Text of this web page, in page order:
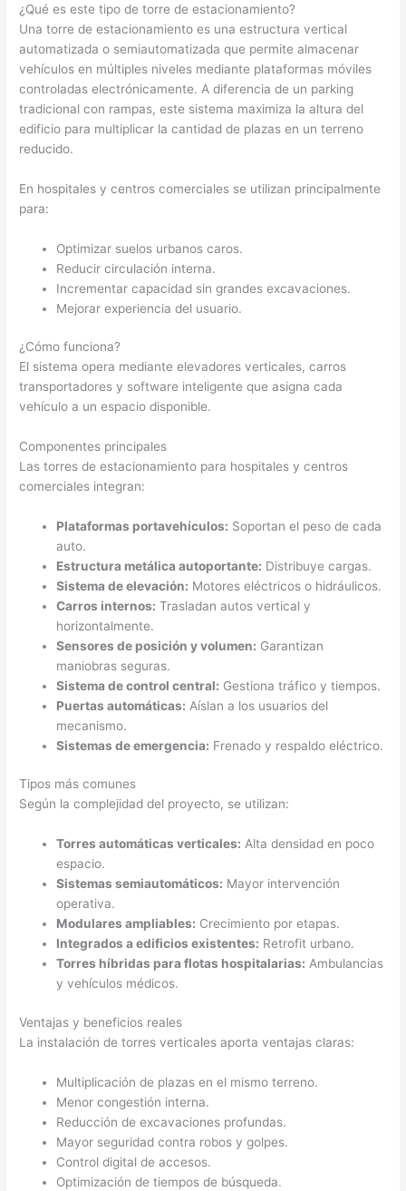
¿Qué es este tipo de torre de estacionamiento?
Una torre de estacionamiento es una estructura vertical
automatizada o semiautomatizada que permite almacenar
vehículos en múltiples niveles mediante plataformas móviles
controladas electrónicamente. A diferencia de un parking
tradicional con rampas, este sistema maximiza la altura del
edificio para multiplicar la cantidad de plazas en un terreno
reducido.
En hospitales y centros comerciales se utilizan principalmente
para:
Optimizar suelos urbanos caros.
Reducir circulación interna.
Incrementar capacidad sin grandes excavaciones.
Mejorar experiencia del usuario.
¿Cómo funciona?
El sistema opera mediante elevadores verticales, carros
transportadores y software inteligente que asigna cada
vehículo a un espacio disponible.
Componentes principales
Las torres de estacionamiento para hospitales y centros
comerciales integran:
Plataformas portavehículos: Soportan el peso de cada
auto.
Estructura metálica autoportante: Distribuye cargas.
Sistema de elevación: Motores eléctricos o hidráulicos.
Carros internos: Trasladan autos vertical y
horizontalmente.
Sensores de posición y volumen: Garantizan
maniobras seguras.
Sistema de control central: Gestiona tráfico y tiempos.
Puertas automáticas: Aíslan a los usuarios del
mecanismo.
Sistemas de emergencia: Frenado y respaldo eléctrico.
Tipos más comunes
Según la complejidad del proyecto, se utilizan:
Torres automáticas verticales: Alta densidad en poco
espacio.
Sistemas semiautomáticos: Mayor intervención
operativa.
Modulares ampliables: Crecimiento por etapas.
Integrados a edificios existentes: Retrofit urbano.
Torres híbridas para flotas hospitalarias: Ambulancias
y vehículos médicos.
Ventajas y beneficios reales
La instalación de torres verticales aporta ventajas claras:
Multiplicación de plazas en el mismo terreno.
Menor congestión interna.
Reducción de excavaciones profundas.
Mayor seguridad contra robos y golpes.
Control digital de accesos.
Optimización de tiempos de búsqueda.